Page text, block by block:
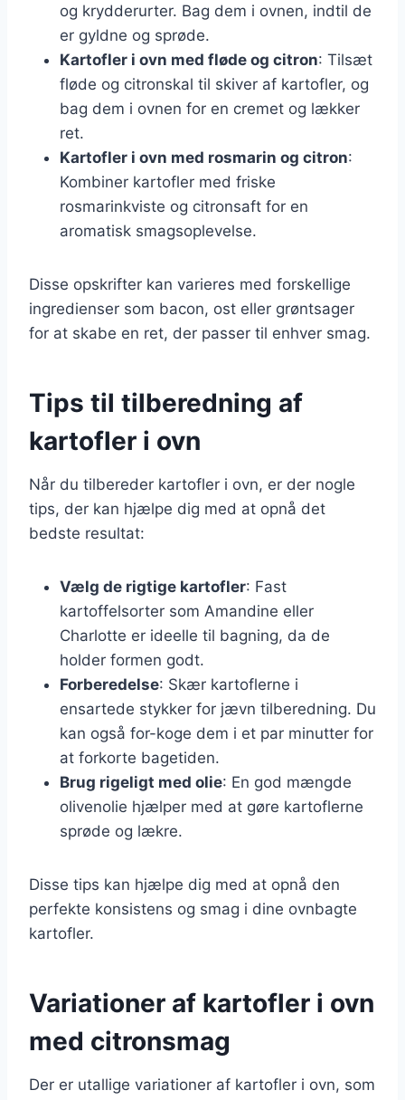
og krydderurter. Bag dem i ovnen, indtil de
er gyldne og sprøde.
Kartofler i ovn med fløde og citron: Tilsæt
fløde og citronskal til skiver af kartofler, og
bag dem i ovnen for en cremet og lækker
ret.
Kartofler i ovn med rosmarin og citron:
Kombiner kartofler med friske
rosmarinkviste og citronsaft for en
aromatisk smagsoplevelse.
Disse opskrifter kan varieres med forskellige
ingredienser som bacon, ost eller grøntsager
for at skabe en ret, der passer til enhver smag.
Tips til tilberedning af
kartofler i ovn
Når du tilbereder kartofler i ovn, er der nogle
tips, der kan hjælpe dig med at opnå det
bedste resultat:
Vælg de rigtige kartofler: Fast
kartoffelsorter som Amandine eller
Charlotte er ideelle til bagning, da de
holder formen godt.
Forberedelse: Skær kartoflerne i
ensartede stykker for jævn tilberedning. Du
kan også for-koge dem i et par minutter for
at forkorte bagetiden.
Brug rigeligt med olie: En god mængde
olivenolie hjælper med at gøre kartoflerne
sprøde og lækre.
Disse tips kan hjælpe dig med at opnå den
perfekte konsistens og smag i dine ovnbagte
kartofler.
Variationer af kartofler i ovn
med citronsmag
Der er utallige variationer af kartofler i ovn, som